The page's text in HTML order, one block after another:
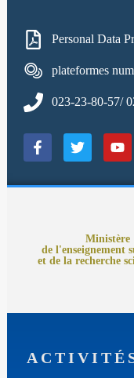
Personal Data
plateformes
023-23-80-57/
Ministère
de l'enseignement
et de la recherche